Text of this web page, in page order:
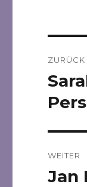
ZURÜCK
Beitrag:
WEITER
Jan